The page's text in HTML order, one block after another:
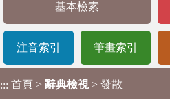
基本檢索
注音索引 筆畫索引
::: 首頁 > 辭典檢視 > 發散